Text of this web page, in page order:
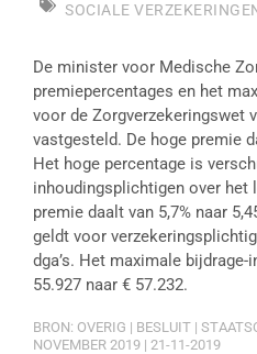
SOCIALE
De minister voor Medische
premiepercentages en het
voor de Zorgverzekeringswet
vastgesteld. De hoge premie
Het hoge percentage is
inhoudingsplichtigen over het
premie daalt van 5,7% naar
geldt voor
dga’s. Het maximale
55.927 naar € 57.232.
BRON: OVERIG | BESLUIT |
NOVEMBER 2019 | 21-11-2019